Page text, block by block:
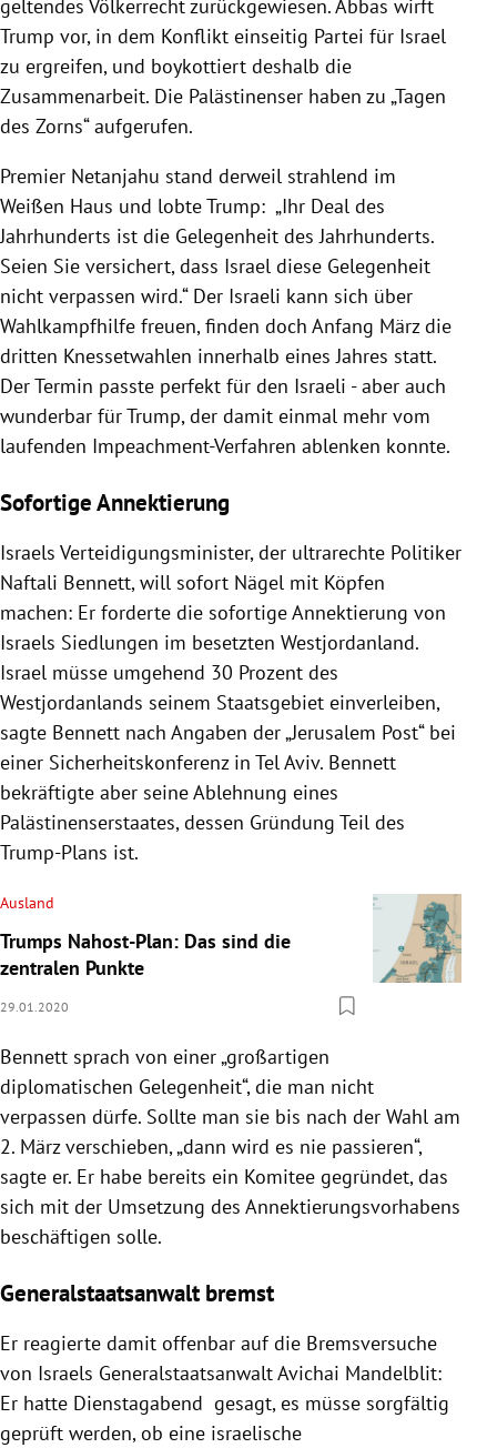
geltendes Völkerrecht zurückgewiesen.Abbas wirft
Trump vor, in dem Konflikt einseitig Partei für Israel
zu ergreifen, und boykottiert deshalb die
Zusammenarbeit. Die Palästinenser haben zu „Tagen
des Zorns“ aufgerufen.
Premier Netanjahu stand derweil strahlend im
Weißen Haus und lobteTrump: „Ihr Deal des
Jahrhunderts ist die Gelegenheit des Jahrhunderts.
Seien Sie versichert, dass Israel diese Gelegenheit
nicht verpassen wird.“ Der Israeli kann sich über
Wahlkampfhilfe freuen, finden doch Anfang März die
dritten Knessetwahlen innerhalb eines Jahres statt.
Der Termin passte perfekt für den Israeli - aber auch
wunderbar fürTrump, der damit einmal mehr vom
laufenden Impeachment-Verfahren ablenken konnte.
Sofortige Annektierung
Israels Verteidigungsminister, der ultrarechte Politiker
Naftali Bennett, will sofort Nägel mit Köpfen
machen: Er forderte die sofortige Annektierung von
Israels Siedlungen im besetzten Westjordanland.
Israel müsse umgehend 30 Prozent des
Westjordanlands seinem Staatsgebiet einverleiben,
sagte Bennett nach Angaben der „Jerusalem Post“ bei
einer Sicherheitskonferenz in Tel Aviv. Bennett
bekräftigte aber seine Ablehnung eines
Palästinenserstaates, dessen Gründung Teil des
Trump-Plans ist.
Ausland
Trumps Nahost-Plan: Das sind die
zentralen Punkte
29.01.2020
Bennett sprach von einer „großartigen
diplomatischen Gelegenheit“, die man nicht
verpassen dürfe. Sollte man sie bis nach der Wahl am
2. März verschieben, „dann wird es nie passieren“,
sagte er. Er habe bereits ein Komitee gegründet, das
sich mit der Umsetzung des Annektierungsvorhabens
beschäftigen solle.
Generalstaatsanwalt bremst
Er reagierte damit offenbar auf die Bremsversuche
von Israels GeneralstaatsanwaltAvichai Mandelblit:
Er hatte Dienstagabend gesagt, es müsse sorgfältig
geprüft werden, ob eine israelische